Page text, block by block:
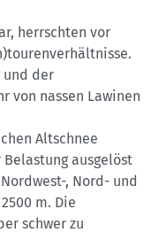
herrschten vor
und der
von nassen Lawinen
Altschnee
ausgelöst
, Nord- und
m. Die
schwer zu